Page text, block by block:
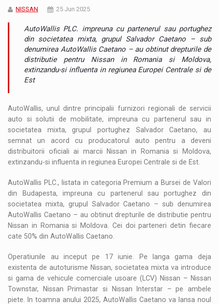
NISSAN 25 Jun 2025
AutoWallis PLC. impreuna cu partenerul sau portughez
din societatea mixta, grupul Salvador Caetano – sub
denumirea AutoWallis Caetano – au obtinut drepturile de
distributie pentru Nissan in Romania si Moldova,
extinzandu-si influenta in regiunea Europei Centrale si de
Est
AutoWallis, unul dintre principalii furnizori regionali de servicii
auto si solutii de mobilitate, impreuna cu partenerul sau in
societatea mixta, grupul portughez Salvador Caetano, au
semnat un acord cu producatorul auto pentru a deveni
distribuitorii oficiali ai marcii Nissan in Romania si Moldova,
extinzandu-si influenta in regiunea Europei Centrale si de Est.
AutoWallis PLC., listata in categoria Premium a Bursei de Valori
din Budapesta, impreuna cu partenerul sau portughez din
societatea mixta, grupul Salvador Caetano – sub denumirea
AutoWallis Caetano – au obtinut drepturile de distributie pentru
Nissan in Romania si Moldova. Cei doi parteneri detin fiecare
cate 50% din AutoWallis Caetano.
Operatiunile au inceput pe 17 iunie. Pe langa gama deja
existenta de autoturisme Nissan, societatea mixta va introduce
si gama de vehicule comerciale usoare (LCV) Nissan – Nissan
Townstar, Nissan Primastar si Nissan Interstar – pe ambele
piete. In toamna anului 2025, AutoWallis Caetano va lansa noul